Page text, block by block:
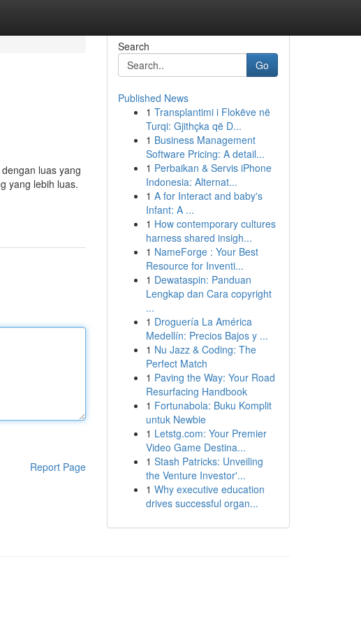
luas yang
yang lebih luas.
Report Page
Search
Go
Published News
1 Transplantimi i Flokëve në
Turqi: Gjithçka që D...
1 Business Management
Software Pricing: A detail...
1 Perbaikan & Servis iPhone
Indonesia: Alternat...
1 A for Interact and baby's
Infant: A ...
1 How contemporary cultures
harness shared insigh...
1 NameForge : Your Best
Resource for Inventi...
1 Dewataspin: Panduan
Lengkap dan Cara copyright
...
1 Droguería La América
Medellín: Precios Bajos y ...
1 Nu Jazz & Coding: The
Perfect Match
1 Paving the Way: Your Road
Resurfacing Handbook
1 Fortunabola: Buku Komplit
untuk Newbie
1 Letstg.com: Your Premier
Video Game Destina...
1 Stash Patricks: Unveiling
the Venture Investor'...
1 Why executive education
drives successful organ...